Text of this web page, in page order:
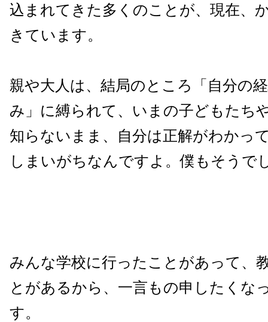
込まれてきた多くのことが、現在、
きています。
親や大人は、結局のところ「自分の
み」に縛られて、いまの子どもたち
知らないまま、自分は正解がわかっ
しまいがちなんですよ。僕もそうで
みんな学校に行ったことがあって、
とがあるから、一言もの申したくな
す。